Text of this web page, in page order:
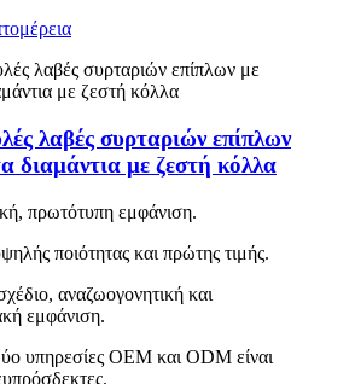
λαβές συρταριών επίπλων
διαμάντια με ζεστή κόλλα
πρωτότυπη εμφάνιση.
ποιότητας και πρώτης τιμής.
αναζωογονητική και
εμφάνιση.
υπηρεσίες OEM και ODM είναι